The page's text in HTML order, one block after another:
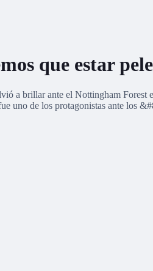
que estar
a brillar ante el Nottingham Forest
uno de los protagonistas ante los